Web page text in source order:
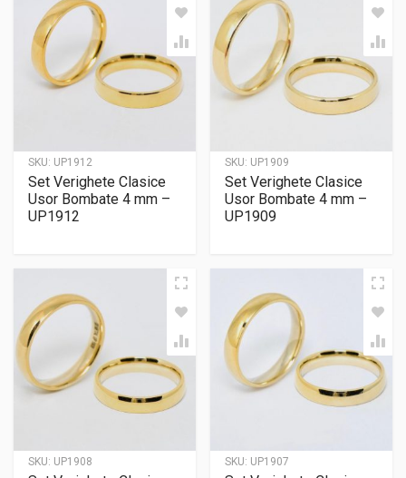
SKU: UP1912
Set Verighete Clasice
Usor Bombate 4 mm –
UP1912
SKU: UP1909
Set Verighete Clasice
Usor Bombate 4 mm –
UP1909
SKU: UP1908 SKU: UP1907